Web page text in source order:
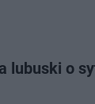
lubuski o